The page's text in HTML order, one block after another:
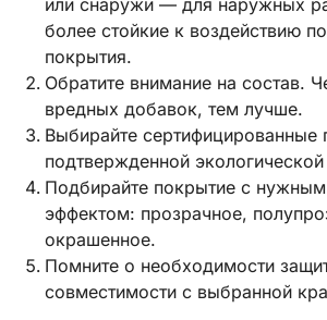
или снаружи — для наружных
более стойкие к воздействию
покрытия.
Обратите внимание на состав.
вредных добавок, тем лучше.
Выбирайте сертифицированные
подтвержденной
Подбирайте покрытие с
эффектом: прозрачное,
окрашенное.
Помните о необходимости
совместимости с выбранной